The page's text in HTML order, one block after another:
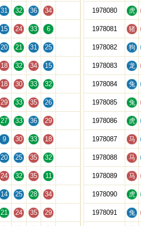
31 32 36 34
15 24 33 6
20 21 31 25
18 32 34 15
18 30 33 32
29 33 35 26
27 33 36 29
9 30 33 18
20 25 35 32
24 32 35 11
14 25 28 34
21 24 35 29
1978080 虎
1978081 猪
1978082 狗
1978083 龙
1978084 兔
1978085 兔
1978086 虎
1978087 马
1978088 马
1978089 马
1978090 虎
1978091 兔